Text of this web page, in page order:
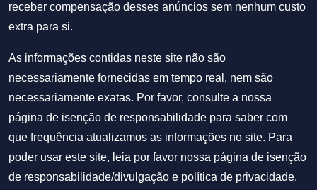
receber compensação desses anúncios sem nenhum custo
extra para si.
As informações contidas neste site não são
necessariamente fornecidas em tempo real, nem são
necessariamente exatas. Por favor, consulte a nossa
página de isenção de responsabilidade para saber com
que frequência atualizamos as informações no site. Para
poder usar este site, leia por favor nossa página de isenção
de responsabilidade/divulgação e política de privacidade.